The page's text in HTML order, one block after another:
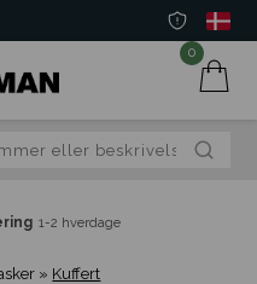
0
1-2 hverdage
» Kuffert